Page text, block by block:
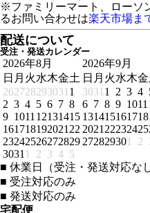
※ファミリーマート、ローソ
るお問い合わせは楽天市場ま
配送について
受注・発送カレンダー
2026年8月
日 月 火水木金土
2627282930311
2 3 4 5 6 7 8
9 101112131415
16171819202122
23242526272829
30311 2 3 4 5
2026年9月
日 月 火水木金
30311 2 3 4
6 7 8 9 1011
131415161718
202122232425
272829301 2
■ 休業日（受注・発送対応なし
■ 受注対応のみ
■ 発送対応のみ
宅配便